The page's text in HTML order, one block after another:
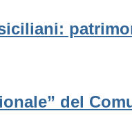
del